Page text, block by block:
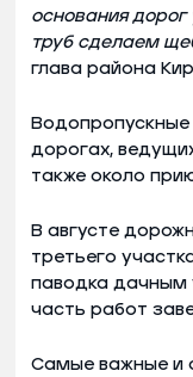
основания дорог
труб сделаем
глава района
дорогах,
также около
В августе
третьего
паводка дачным
часть работ
Самые важные и